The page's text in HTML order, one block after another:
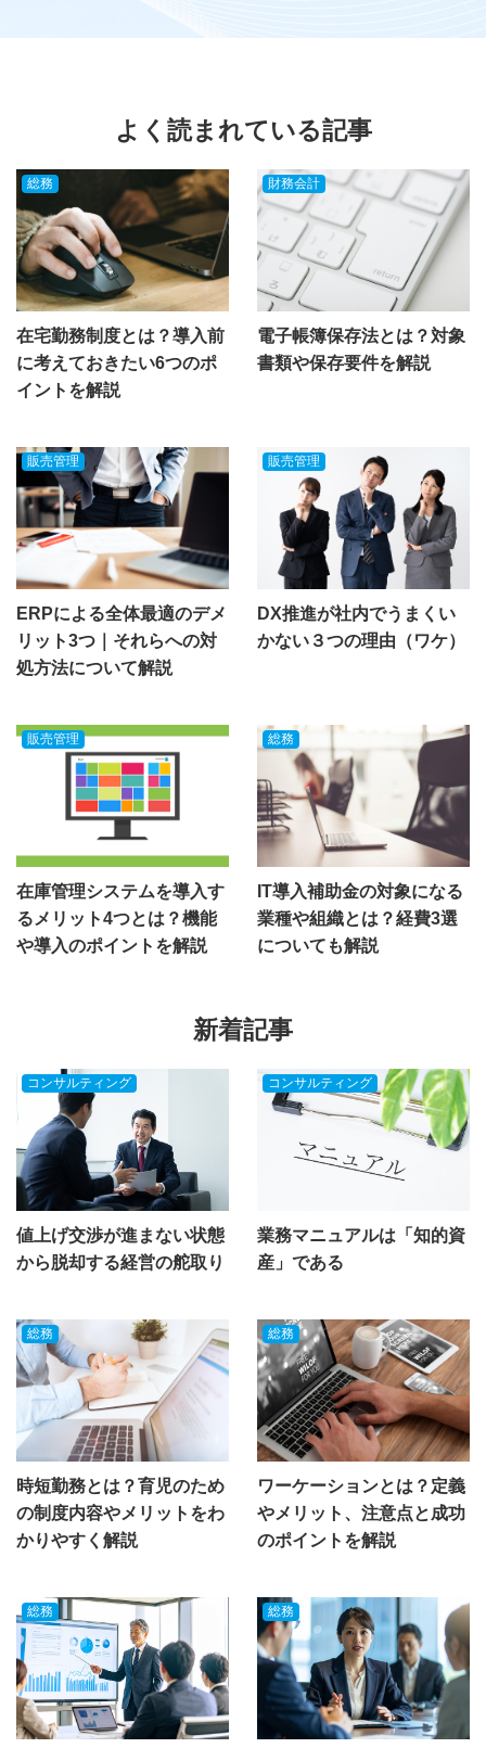
よく読まれている記事
総務
在宅勤務制度とは？導入前
に考えておきたい6つのポ
イントを解説
財務会計
電子帳簿保存法とは？対象
書類や保存要件を解説
販売管理
ERPによる全体最適のデメ
リット3つ｜それらへの対
処方法について解説
販売管理
DX推進が社内でうまくい
かない３つの理由（ワケ）
販売管理
在庫管理システムを導入す
るメリット4つとは？機能
や導入のポイントを解説
総務
IT導入補助金の対象になる
業種や組織とは？経費3選
についても解説
新着記事
コンサルティング
値上げ交渉が進まない状態
から脱却する経営の舵取り
コンサルティング
業務マニュアルは「知的資
産」である
総務
時短勤務とは？育児のため
の制度内容やメリットをわ
かりやすく解説
総務
ワーケーションとは？定義
やメリット、注意点と成功
のポイントを解説
総務 総務